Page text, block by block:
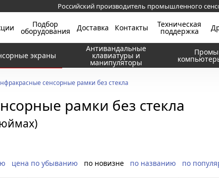
Российский производитель промышленного
Подбор
оборудования Доставка Контакты Техническая
поддержка
экраны
Антивандальные
клавиатуры и
манипуляторы
сенсорные рамки без стекла
рамки без стекла
цена по убыванию по новизне по названию по